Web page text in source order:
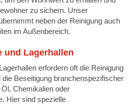
zu sichern. Unser
neben der Reinigung auch
im Außenbereich.
und Lagerhallen
erfordern oft die Reinigung
Beseitigung branchenspezifischer
Chemikalien oder
Hier sind spezielle